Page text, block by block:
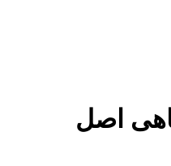
اصل